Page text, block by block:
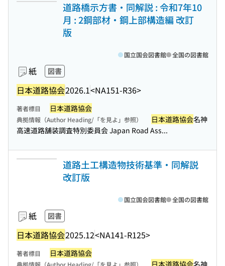
道路橋示方書・同解説 : 令和7年10
月 : 2鋼部材・鋼上部構造編 改訂
版
紙 図書
日本道路協会2026.1<NA151-R36>
国立国会図書館 全国の図書館
著者標目 日本道路協会
典拠情報（Author Heading/「を見よ」参照） 日本道路協会名神
高速道路舗装調査特別委員会 Japan Road Ass...
道路土工構造物技術基準・同解説
改訂版
紙 図書
日本道路協会2025.12<NA141-R125>
国立国会図書館 全国の図書館
著者標目 日本道路協会
典拠情報（Author Heading/「を見よ」参照） 日本道路協会名神